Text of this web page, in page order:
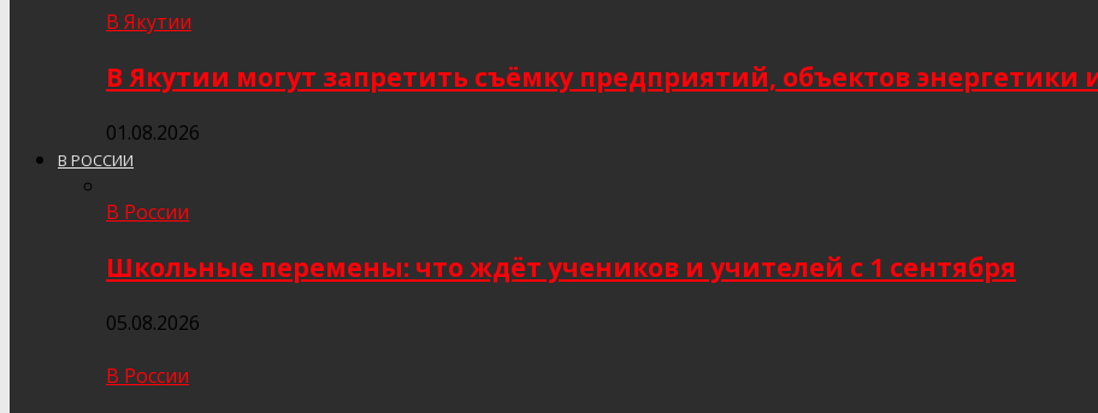
В Якутии
В Якутии могут запретить съёмку предприятий, объектов энергетики
01.08.2026
В РОССИИ
В России
Школьные перемены: что ждёт учеников и учителей с 1 сентября
05.08.2026
В России